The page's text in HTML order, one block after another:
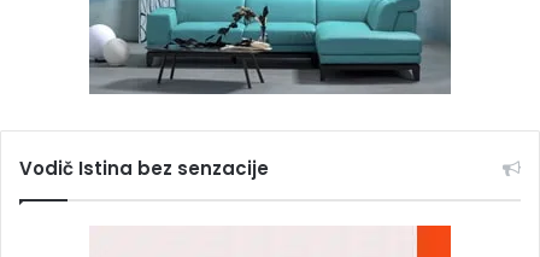
Vodič Istina bez senzacije